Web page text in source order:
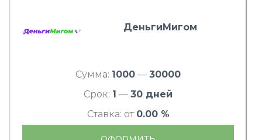
ДеньгиМигом
Сумма: 1000 — 30000
Срок: 1 — 30 дней
Ставка: от 0.00 %